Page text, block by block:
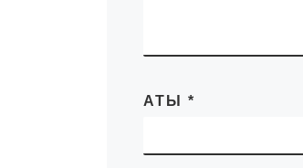
АТЫ *